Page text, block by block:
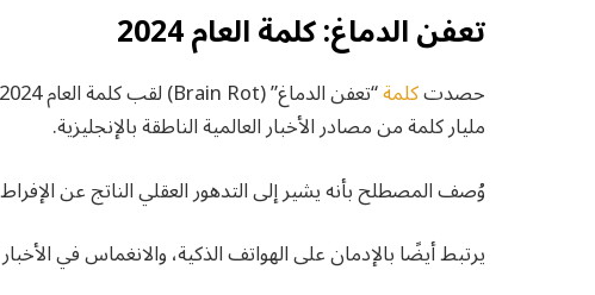
تعفن الدماغ: كلمة العام 2024
حصدتكلمة
مليار كلمة من مصادر الأخبار العالمية الناطقة بالإنجليزية.
وُصف المصطلح بأنه يشير إلى التدهور العقلي الناتج عن
يرتبط أيضًا بالإدمان على الهواتف الذكية، والانغماس في